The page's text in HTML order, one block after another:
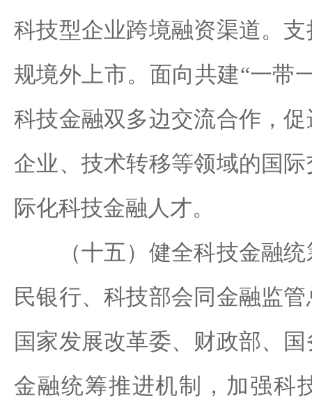
科技型企业跨境融资渠道。
规境外上市。面向共建“一带
科技金融双多边交流合作，
企业、技术转移等领域的国
际化科技金融人才。
（十五）健全科技金融统
民银行、科技部会同金融监
国家发展改革委、财政部、
金融统筹推进机制，加强科